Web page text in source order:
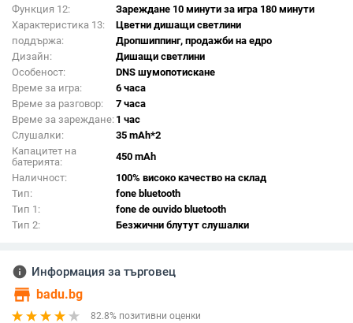
Функция 12:
Зареждане 10 минути за игра 180 минути
Характеристика 13:
Цветни дишащи светлини
поддържа:
Дропшиппинг, продажби на едро
Дизайн:
Дишащи светлини
Особеност:
DNS шумопотискане
Време за игра:
6 часа
Време за разговор:
7 часа
Време за зареждане: 1 час
Слушалки:
35 mAh*2
Капацитет на
батерията:
450 mAh
Наличност:
100% високо качество на склад
Тип:
fone bluetooth
Тип 1:
fone de ouvido bluetooth
Тип 2:
Безжични блутут слушалки
info Информация за търговец
store badu.bg
82.8% позитивни оценки